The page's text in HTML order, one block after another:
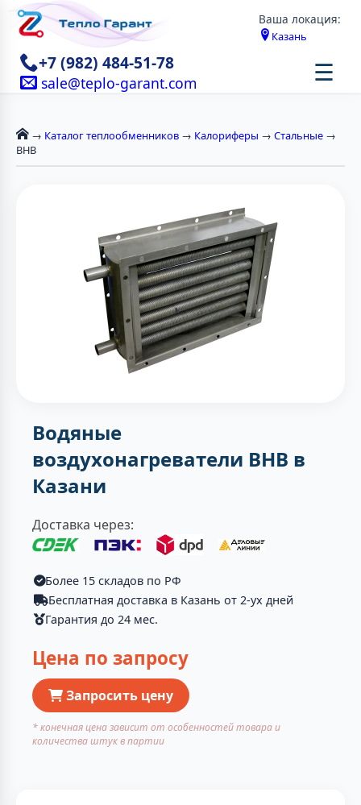
Ваша локация:
Казань
+7 (982) 484-51-78
sale@teplo-garant.com ☰
→ Каталог теплообменников → Калориферы → Стальные →
ВНВ
Водяные
воздухонагреватели ВНВ в
Казани
Доставка через:
Более 15 складов по РФ
Бесплатная доставка в Казань от 2-ух дней
Гарантия до 24 мес.
Цена по запросу
Запросить цену
* конечная цена зависит от особенностей товара и
количества штук в партии